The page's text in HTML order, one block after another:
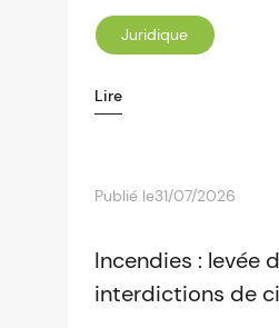
Juridique
Lire
Publié le31/07/2026
Incendies : levée
interdictions de